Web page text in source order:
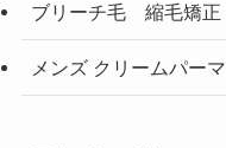
ブリーチ毛 縮毛矯正
メンズ クリームパーマ